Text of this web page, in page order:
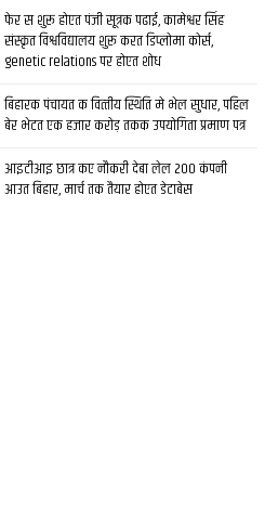
फेर स शुरू होएत पंजी सूत्रक पढाई, कामेश्वर सिंह
संस्कृत विश्वविद्यालय शुरू करत डिप्लोमा कोर्स,
genetic relations पर होएत शोध
बिहारक पंचायत क वित्‍तीय स्थिति मे भेल सुधार, पहिल
बेर भेटत एक हजार करोड़ तकक उपयोगिता प्रमाण पत्र
आइटीआइ छात्र कए नौकरी देबा लेल 200 कंपनी
आउत बिहार, मार्च तक तैयार होएत डेटाबेस